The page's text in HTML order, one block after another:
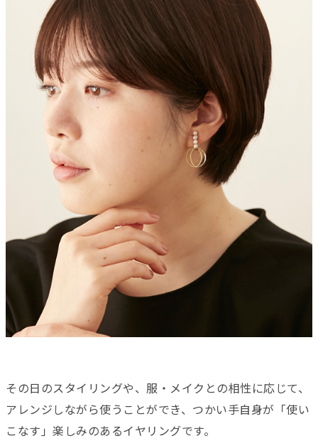
その日のスタイリングや、服・メイクとの相性に応じて、
アレンジしながら使うことができ、つかい手自身が「使い
こなす」楽しみのあるイヤリングです。